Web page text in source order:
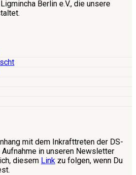
Berlin e.V., die unsere
mit dem Inkrafttreten der DS-
Aufnahme in unseren Newsletter
diesem Link zu folgen, wenn Du